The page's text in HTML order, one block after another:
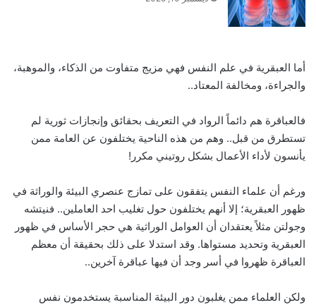
أما العبقرية في علم النفس فهي مزيج متفاوت من الذكاء، والموهبة،
والجراءة، ومخالفة المعتاد..
فالعباقرة هم دائماً الرواد في التعريف بحقائق وإنجازات ثورية لم
تستطرق من قبل.. وهم من هذه الناحية يختلفون عن العامة ممن
يأنسون لأداء الأعمال بشكل روتيني مكرر!
ورغم أن علماء النفس يتفقون على تمازج عنصري البيئة والوراثة في
ظهور العبقرية؛ إلا أنهم يختلفون حول تغليب احد العاملين.. فنيتشه
وجولتن مثلاً يعتقدان أن العوامل الوراثية هي حجر الأساس في ظهور
العبقرية وتحديد مستواها. وقد استدلا على ذلك بحقيقة أن معظم
العباقرة ظهروا في أسر وجد أن فيها عباقرة آخرين..
ولكن العلماء ممن يغلبون دور البيئة المناسبة يستخدمون نفس